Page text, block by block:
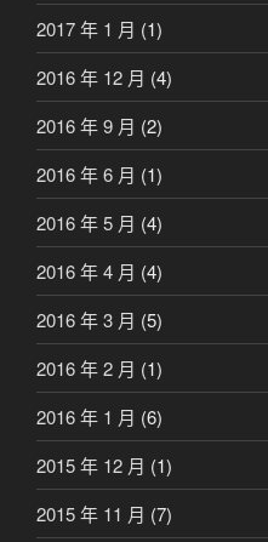
2017 年 1 月 (1)
2016 年 12 月 (4)
2016 年 9 月 (2)
2016 年 6 月 (1)
2016 年 5 月 (4)
2016 年 4 月 (4)
2016 年 3 月 (5)
2016 年 2 月 (1)
2016 年 1 月 (6)
2015 年 12 月 (1)
2015 年 11 月 (7)